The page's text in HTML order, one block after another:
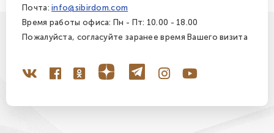
Почта:info@sibirdom.com
Время работы офиса: Пн - Пт: 10.00 - 18.00
Пожалуйста, согласуйте заранее время Вашего визита